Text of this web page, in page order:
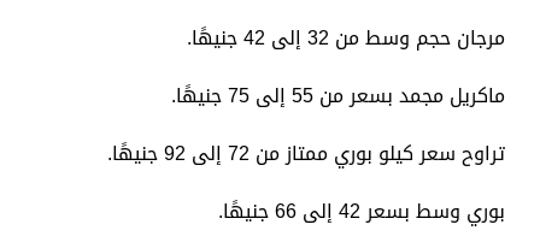
مرجان حجم وسط من 32 إلى 42 جنيهًا.
ماكريل مجمد بسعر من 55 إلى 75 جنيهًا.
تراوح سعر كيلو بوري ممتاز من 72 إلى 92 جنيهًا.
بوري وسط بسعر 42 إلى 66 جنيهًا.